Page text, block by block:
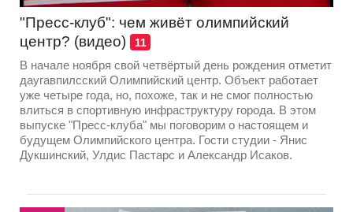
"Пресс-клуб": чем живёт олимпийский
центр? (видео)
11
В начале ноября свой четвёртый день рождения отметит
даугавпилсский Олимпийский центр. Объект работает
уже четыре года, но, похоже, так и не смог полностью
влиться в спортивную инфраструктуру города. В этом
выпуске "Пресс-клуба" мы поговорим о настоящем и
будущем Олимпийского центра. Гости студии - Янис
Дукшинский, Улдис Пастарс и Александр Исаков.